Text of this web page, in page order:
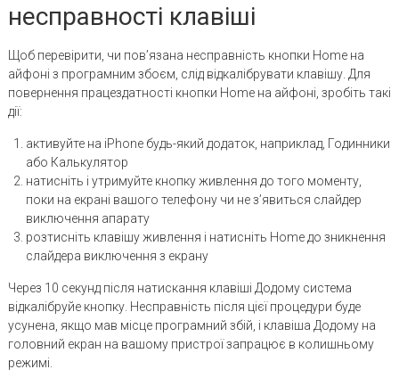
несправності клавіші
Щоб перевірити, чи пов’язана несправність кнопки Home на
айфоні з програмним збоєм, слід відкалібрувати клавішу. Для
повернення працездатності кнопки Home на айфоні, зробіть такі
дії:
активуйте на iPhone будь-який додаток, наприклад, Годинники
або Калькулятор
натисніть і утримуйте кнопку живлення до того моменту,
поки на екрані вашого телефону чи не з’явиться слайдер
виключення апарату
розтисніть клавішу живлення і натисніть Home до зникнення
слайдера виключення з екрану
Через 10 секунд після натискання клавіші Додому система
відкалібруйе кнопку. Несправність після цієї процедури буде
усунена, якщо мав місце програмний збій, і клавіша Додому на
головний екран на вашому пристрої запрацює в колишньому
режимі.